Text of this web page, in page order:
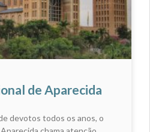
de Aparecida
devotos todos os anos, o